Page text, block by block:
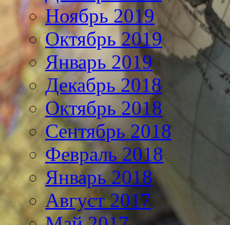
Ноябрь 2019
Октябрь 2019
Январь 2019
Декабрь 2018
Октябрь 2018
Сентябрь 2018
Февраль 2018
Январь 2018
Август 2017